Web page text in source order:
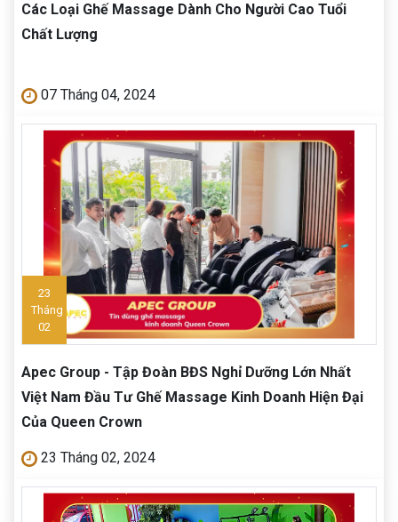
Các Loại Ghế Massage Dành Cho Người Cao Tuổi
Chất Lượng
07 Tháng 04, 2024
23
Tháng
02
Apec Group - Tập Đoàn BĐS Nghỉ Dưỡng Lớn Nhất
Việt Nam Đầu Tư Ghế Massage Kinh Doanh Hiện Đại
Của Queen Crown
23 Tháng 02, 2024